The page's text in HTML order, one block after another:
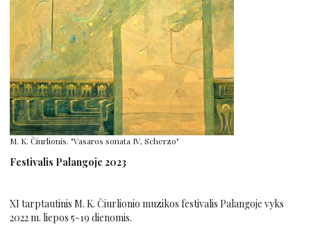
M. K. Čiurlionis. "Vasaros sonata IV, Scherzo"
Festivalis Palangoje 2023
XI tarptautinis M. K. Čiurlionio muzikos festivalis Palangoje vyks
2022 m. liepos 5-19 dienomis.